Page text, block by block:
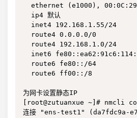
ethernet (e1000),
  ip4 默认
  inet4 192.168.1.55/24
  route4 0.0.0.0/0
  route4 192.168.1.0/24
inet6
  route6 fe80::/64
  route6 ff00::/8
为网卡设置静态IP
[root@zutuanxue ~]# nmcli
连接 "ens-test1" (da7fdc9a-